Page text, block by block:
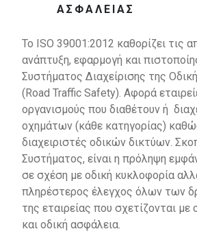
ΑΣΦΆΛΕΙΑΣ
Το ISO 39001:2012 καθορίζει τις
ανάπτυξη, εφαρμογή και
Συστήματος Διαχείρισης της
(Road Traffic Safety). Αφορά
οργανισμούς που διαθέτουν ή
οχημάτων (κάθε κατηγορίας)
διαχειριστές οδικών δικτύων.
Συστήματος, είναι η πρόληψη
σε σχέση με οδική κυκλοφορία
πληρέστερος έλεγχος όλων των
της εταιρείας που σχετίζονται
και οδική ασφάλεια.